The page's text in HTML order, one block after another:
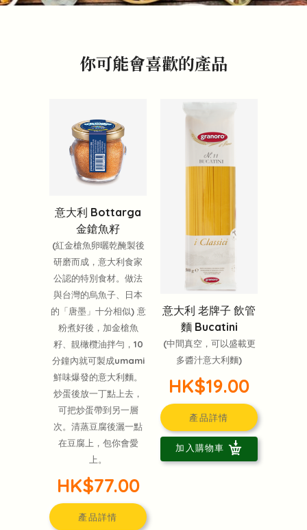
你可能會喜歡的產品
意大利 Bottarga
金鎗魚籽
(紅金槍魚卵曬乾醃製後
研磨而成，意大利食家
公認的特別食材。做法
與台灣的烏魚子、日本
的「唐墨」十分相似) 意
粉煮好後，加金槍魚
籽、靚橄欖油拌勻，10
分鐘內就可製成umami
鮮味爆發的意大利麵。
炒蛋後放一丁點上去，
可把炒蛋帶到另一層
次。清蒸豆腐後灑一點
在豆腐上，包你會愛
上。
HK$77.00
產品詳情
意大利 老牌子 飲管
麵 Bucatini
(中間真空，可以盛載更
多醬汁意大利麵)
HK$19.00
產品詳情
加入購物車